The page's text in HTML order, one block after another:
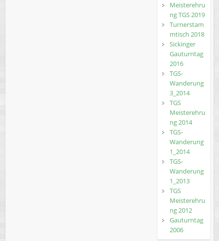
Meisterehru
ng TGS 2019
Turnerstam
mtisch 2018
Sickinger
Gauturntag
2016
TGS-
Wanderung
3_2014
TGS
Meisterehru
ng 2014
TGS-
Wanderung
1_2014
TGS-
Wanderung
1_2013
TGS
Meisterehru
ng 2012
Gauturntag
2006